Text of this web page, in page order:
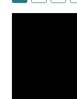
WN